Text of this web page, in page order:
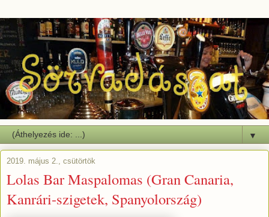
▼
2019. május 2., csütörtök
Lolas Bar Maspalomas (Gran Canaria,
Kanrári-szigetek, Spanyolország)